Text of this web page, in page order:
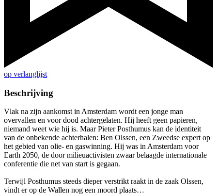
op verlanglijst
Beschrijving
Vlak na zijn aankomst in Amsterdam wordt een jonge man
overvallen en voor dood achtergelaten. Hij heeft geen papieren,
niemand weet wie hij is. Maar Pieter Posthumus kan de identiteit
van de onbekende achterhalen: Ben Olssen, een Zweedse expert op
het gebied van olie- en gaswinning. Hij was in Amsterdam voor
Earth 2050, de door milieuactivisten zwaar belaagde internationale
conferentie die net van start is gegaan.
Terwijl Posthumus steeds dieper verstrikt raakt in de zaak Olssen,
vindt er op de Wallen nog een moord plaats…